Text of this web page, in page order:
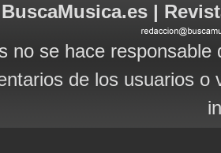
BuscaMusica.es |
no se hace
de los usuarios